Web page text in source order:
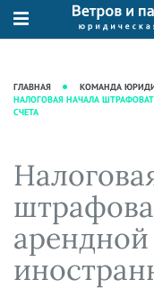
О нас
Рекомендации
Преимущества
фирмы
Кейсы
Вакансии
Юридические
Интеллектуальная
Налоговая практика
Сопровождение
Ведение
Защита активов
Ведение дел о
База знаний
Журнал "Секреты
практики"
Аудиоподкасты
Видеоподкасты
Справочная
Вопросы-ответы
ГЛАВНАЯ КОМАНДА
НАЛОГОВАЯ НАЧАЛА
СЧЕТА